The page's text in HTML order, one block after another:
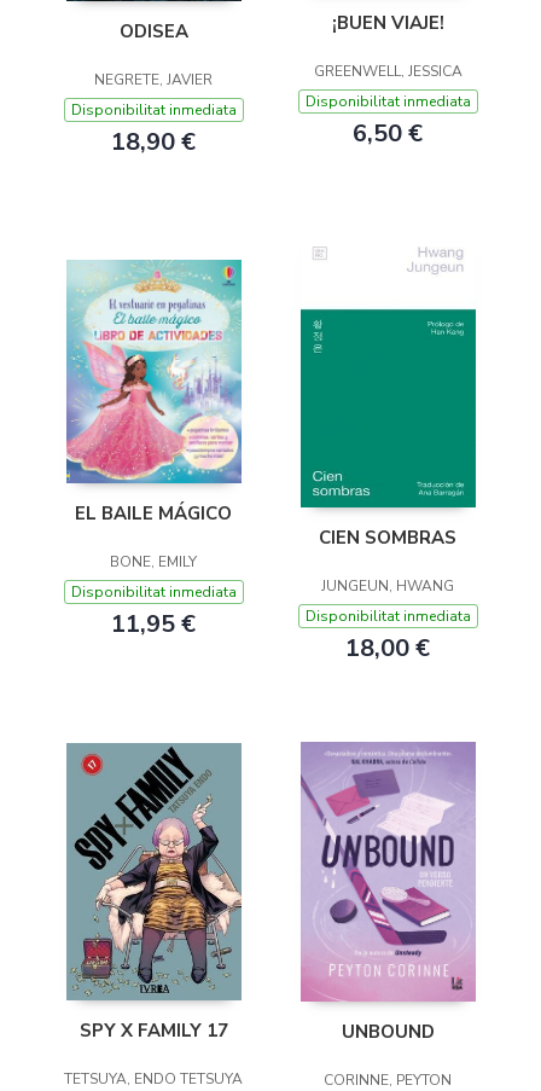
ODISEA
NEGRETE, JAVIER
Disponibilitat inmediata
18,90 €
¡BUEN VIAJE!
GREENWELL, JESSICA
Disponibilitat inmediata
6,50 €
EL BAILE MÁGICO
BONE, EMILY
Disponibilitat inmediata
11,95 €
CIEN SOMBRAS
JUNGEUN, HWANG
Disponibilitat inmediata
18,00 €
SPY X FAMILY 17
TETSUYA, ENDO TETSUYA
UNBOUND
CORINNE, PEYTON